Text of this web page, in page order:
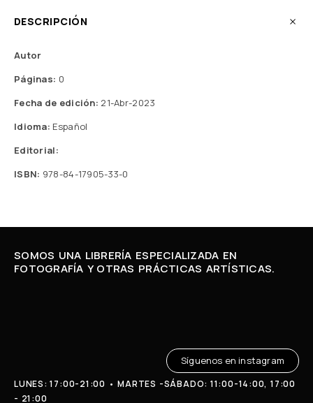
DESCRIPCIÓN
Autor
Páginas: 0
Fecha de edición: 21-Abr-2023
Idioma: Español
Editorial:
ISBN: 978-84-17905-33-0
SOMOS UNA LIBRERÍA ESPECIALIZADA EN
FOTOGRAFÍA Y OTRAS PRÁCTICAS ARTÍSTICAS.
LUNES: 17:00-21:00 • MARTES -SÁBADO: 11:00-14:00, 17:00
- 21:00
Síguenos en instagram